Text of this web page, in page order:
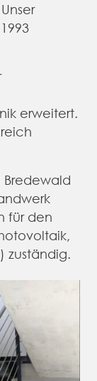
erweitert.
Bredewald
für den
zuständig.